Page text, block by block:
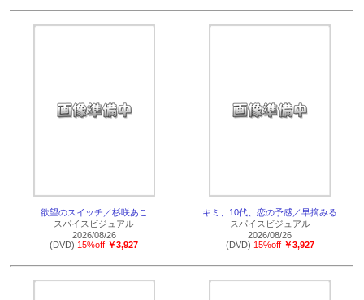
欲望のスイッチ／杉咲あこ
スパイスビジュアル
2026/08/26
(DVD) 15%off ￥3,927
キミ、10代、恋の予感／早摘みる
スパイスビジュアル
2026/08/26
(DVD) 15%off ￥3,927